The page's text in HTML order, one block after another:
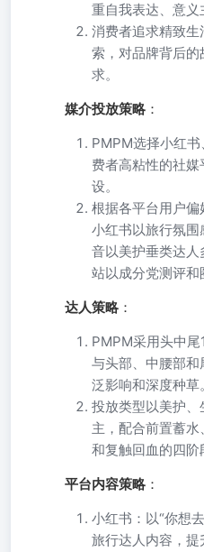
重自我表达、意义
消费者追求精致
索，对品牌背后
求。
媒介投放策略 ：
PMPM选择小红
费者高粘性的社
设。
根据各平台用户偏
小红书以旅行氛
音以美护垂类达
站以成分党测评和
达人策略 ：
PMPM采用头中尾
与头部、中腰部
泛影响和深度种草。
投放类型以美护
主，配合前置蓄
和复触回血的四阶
平台内容策略 ：
小红书：以“你想
旅行达人内容，提